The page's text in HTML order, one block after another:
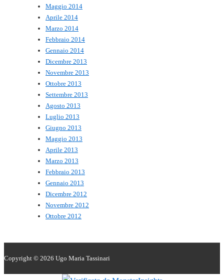
Maggio 2014
Aprile 2014
Marzo 2014
Febbraio 2014
Gennaio 2014
Dicembre 2013
Novembre 2013
Ottobre 2013
Settembre 2013
Agosto 2013
Luglio 2013
Giugno 2013
Maggio 2013
Aprile 2013
Marzo 2013
Febbraio 2013
Gennaio 2013
Dicembre 2012
Novembre 2012
Ottobre 2012
Copyright © 2026 Ugo Maria Tassinari